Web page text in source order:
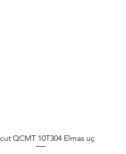
QCMT 10T304 Elmas uç